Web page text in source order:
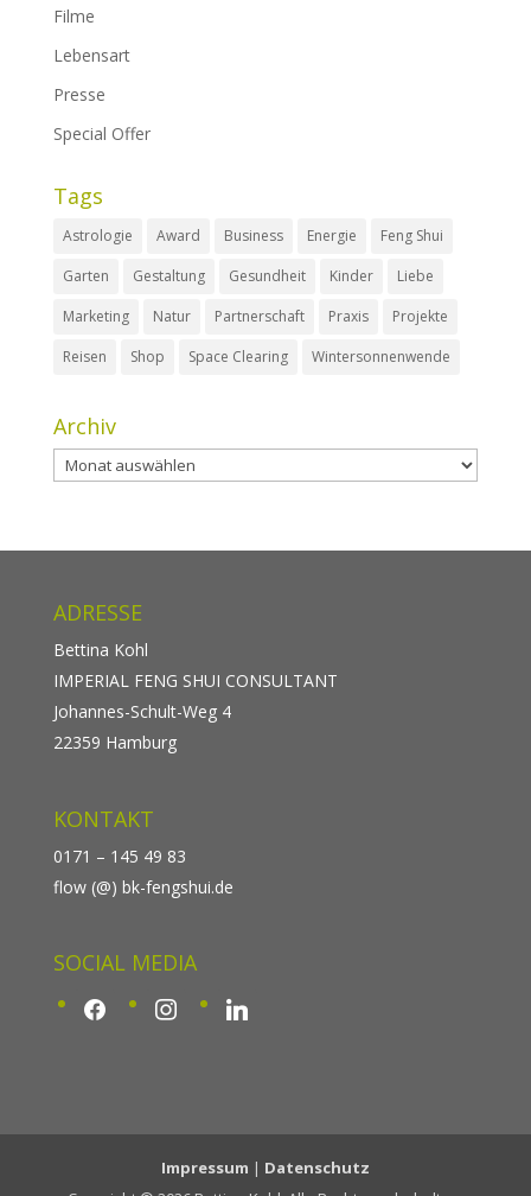
Filme
Lebensart
Presse
Special Offer
Tags
Astrologie Award Business Energie
Feng Shui
Garten
Gestaltung Gesundheit Kinder
Liebe
Marketing
Natur Partnerschaft Praxis
Projekte
Reisen
Shop Space Clearing Wintersonnenwende
Archiv
Archiv
ADRESSE
Bettina Kohl
IMPERIAL FENG SHUI CONSULTANT
Johannes-Schult-Weg 4
22359 Hamburg
KONTAKT
0171 – 145 49 83
flow (@) bk-fengshui.de
SOCIAL MEDIA
facebook instagram linkedin
Impressum | Datenschutz